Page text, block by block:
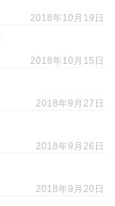
2018年10月19日
2018年10月15日
2018年9月27日
2018年9月26日
2018年9月20日